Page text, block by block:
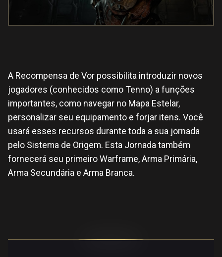
A Recompensa de Vor possibilita introduzir novos
jogadores (conhecidos como Tenno) a funções
importantes, como navegar no Mapa Estelar,
personalizar seu equipamento e forjar itens. Você
usará esses recursos durante toda a sua jornada
pelo Sistema de Origem. Esta Jornada também
fornecerá seu primeiro Warframe, Arma Primária,
Arma Secundária e Arma Branca.